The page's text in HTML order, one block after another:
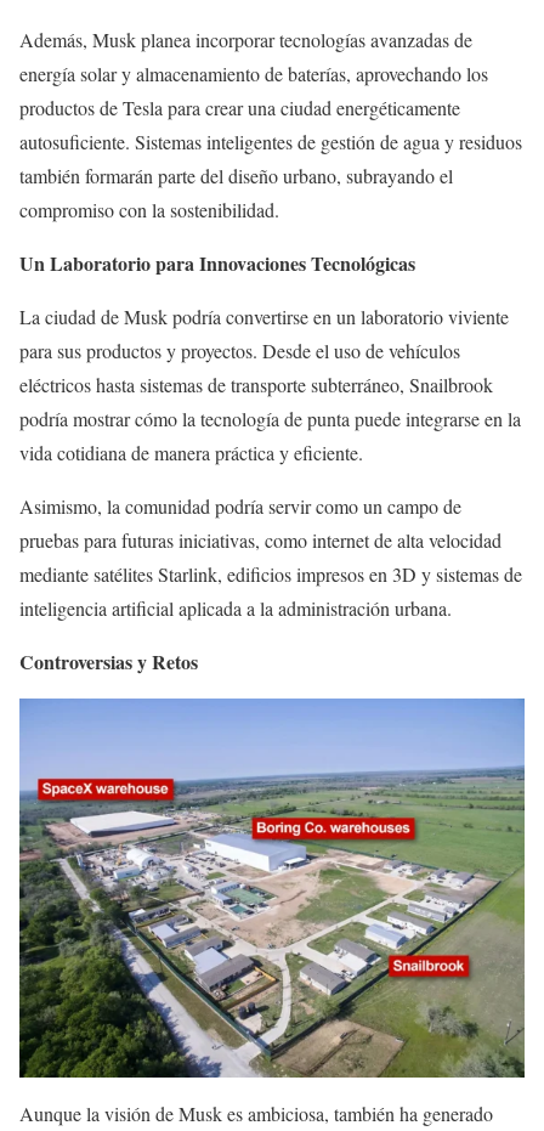
Además, Musk planea incorporar tecnologías avanzadas de
energía solar y almacenamiento de baterías, aprovechando los
productos de Tesla para crear una ciudad energéticamente
autosuficiente. Sistemas inteligentes de gestión de agua y residuos
también formarán parte del diseño urbano, subrayando el
compromiso con la sostenibilidad.
Un Laboratorio para Innovaciones Tecnológicas
La ciudad de Musk podría convertirse en un laboratorio viviente
para sus productos y proyectos. Desde el uso de vehículos
eléctricos hasta sistemas de transporte subterráneo, Snailbrook
podría mostrar cómo la tecnología de punta puede integrarse en la
vida cotidiana de manera práctica y eficiente.
Asimismo, la comunidad podría servir como un campo de
pruebas para futuras iniciativas, como internet de alta velocidad
mediante satélites Starlink, edificios impresos en 3D y sistemas de
inteligencia artificial aplicada a la administración urbana.
Controversias y Retos
Aunque la visión de Musk es ambiciosa, también ha generado